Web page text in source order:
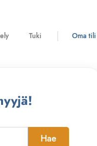
Tuki Oma tili
Hae